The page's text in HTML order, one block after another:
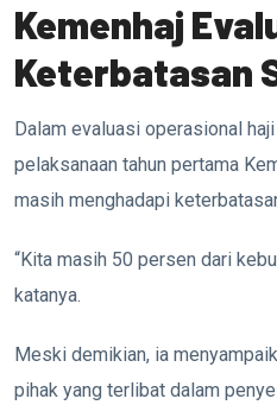
Kemenhaj
Keterbatasan
Dalam evaluasi operasional
pelaksanaan tahun pertama
masih menghadapi
“Kita masih 50 persen dari
katanya.
Meski demikian, ia
pihak yang terlibat dalam